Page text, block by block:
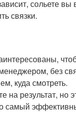
сольете вы
связки.
без
куда смотреть.
результат, но
самый